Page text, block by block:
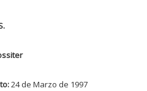
24 de Marzo de 1997